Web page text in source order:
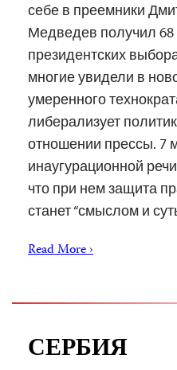
себе в преемники
Медведев получил 68
президентских
многие увидели в
умеренного
либерализует
отношении прессы. 7
инаугурационной
что при нем защита
станет “смыслом и
Read More ›
СЕРБИЯ